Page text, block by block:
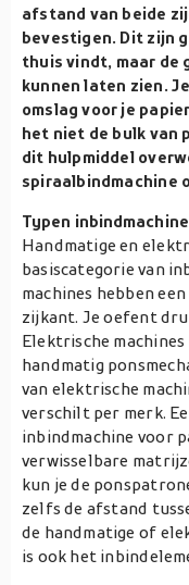
afstand van beide
bevestigen. Dit zijn
thuis vindt, maar de
kunnen laten zien.
omslag voor je
het niet de bulk van
dit hulpmiddel
spiraalbindmachine
Typen
Handmatige en
basiscategorie van
machines hebben
zijkant. Je oefent
Elektrische
handmatig
van elektrische
verschilt per merk.
inbindmachine voor
verwisselbare
kun je de
zelfs de afstand
de handmatige of
is ook het